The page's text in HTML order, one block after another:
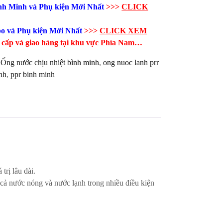
Minh và Phụ kiện​ Mới Nhất >>>CLICK
và Phụ kiện​ Mới Nhất >>>CLICK XEM
và giao hàng tại khu vực Phía Nam…
Ống nước chịu nhiệt bình minh,ong nuoc lanh prr
,ppr binh minh
trị lâu dài.
nước nóng và nước lạnh trong nhiều điều kiện